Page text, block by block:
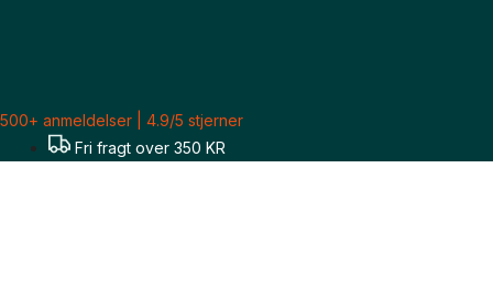
500+ anmeldelser | 4.9/5 stjerner
Fri fragt over 350 KR
Herfra
hvor